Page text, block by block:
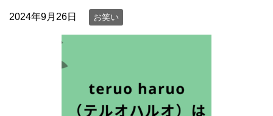
2024年9月26日 お笑い